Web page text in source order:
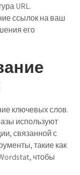
URL.
ссылок на ваш
его
ключевых слов.
используют
связанной с
такие как
чтобы